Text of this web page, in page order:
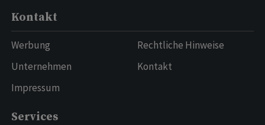
Kontakt
Werbung
Unternehmen
Impressum
Rechtliche Hinweise
Kontakt
Services